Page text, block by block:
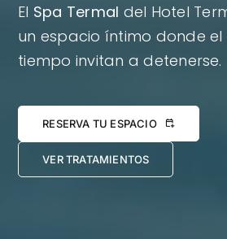
El Spa Termal del Hotel
un espacio íntimo donde
tiempo invitan a detenerse.
RESERVA TU ESPACIO
VER TRATAMIENTOS